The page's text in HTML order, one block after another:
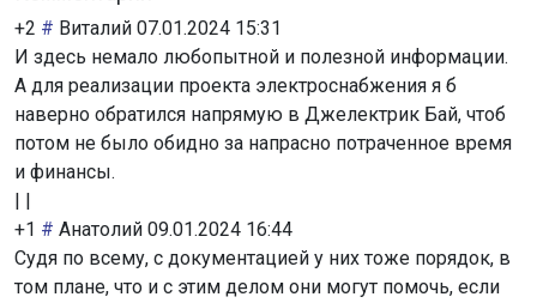
+2 # Виталий 07.01.2024 15:31
И здесь немало любопытной и полезной информации.
А для реализации проекта электроснабжения я б
наверно обратился напрямую в Джелектрик Бай, чтоб
потом не было обидно за напрасно потраченное время
и финансы.
| |
+1 # Анатолий 09.01.2024 16:44
Судя по всему, с документацией у них тоже порядок, в
том плане, что и с этим делом они могут помочь, если